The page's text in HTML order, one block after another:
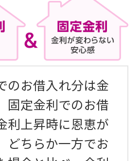
のお借入れ分は金
固定金利でのお借
利上昇時に恩恵が
どちらか一方でお